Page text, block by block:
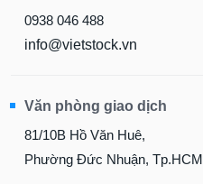
0938 046 488
info@vietstock.vn
Văn phòng giao dịch
81/10B Hồ Văn Huê,
Phường Đức Nhuận, Tp.HCM